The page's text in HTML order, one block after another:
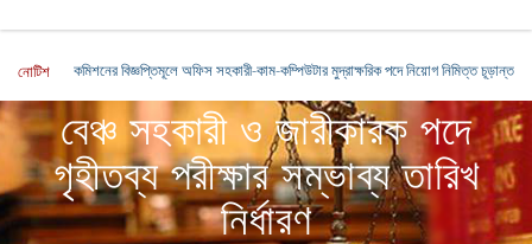
নোটিশ কমিশনের বিজ্ঞপ্তিমূলে অফিস সহকারী-কাম-কম্পিউটার মুদ্রাক্ষরিক পদে নিয়োগ নিমিত্ত চূড়ান্ত
বেঞ্চ সহকারী ও জারীকারক পদে
গৃহীতব্য পরীক্ষার সম্ভাব্য তারিখ
নির্ধারণ